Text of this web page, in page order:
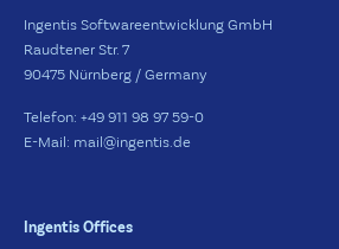
Ingentis Softwareentwicklung GmbH
Raudtener Str. 7
90475 Nürnberg / Germany
Telefon: +49 911 98 97 59-0
E-Mail: mail@ingentis.de
Ingentis Offices